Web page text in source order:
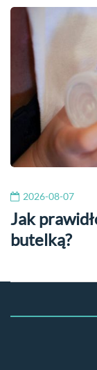
2026-08-07
Jak
butelką?